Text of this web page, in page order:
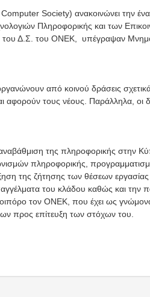
Society) ανακοινώνει την
Πληροφορικής και των
Δ.Σ. του ΟΝΕΚ, υπέγραψαν
από κοινού δράσεις
αφορούν τους νέους. Παράλληλα,
της πληροφορικής στην
πληροφορικής,
της ζήτησης των θέσεων
του κλάδου καθώς και την
τον ΟΝΕΚ, που έχει ως
προς επίτευξη των στόχων του.